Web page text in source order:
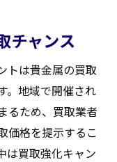
チャンス
トは貴金属の買取
。地域で開催され
るため、買取業者
価格を提示するこ
は買取強化キャン